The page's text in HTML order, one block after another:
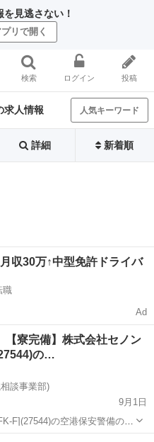
見逃さない！
リで開く
検索 ログイン 投稿
求人情報 人気キーワード
詳細 新着順
収30万↑中型免許ドライバ
職
Ad
【寮完備】株式会社セノン
の…
談事業部)
9月1日
F](27544)の空港保安警備の正